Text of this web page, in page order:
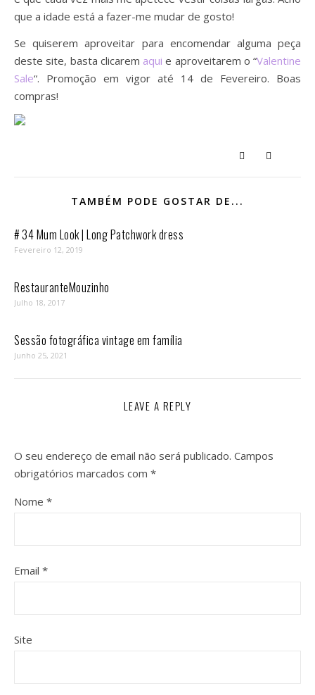
que a idade está a fazer-me mudar de gosto!
Se quiserem aproveitar para encomendar alguma peça
deste site, basta clicarem aqui e aproveitarem o “Valentine
Sale“. Promoção em vigor até 14 de Fevereiro. Boas
compras!
TAMBÉM PODE GOSTAR DE...
# 34 Mum Look | Long Patchwork dress
Fevereiro 12, 2019
RestauranteMouzinho
Julho 18, 2017
Sessão fotográfica vintage em família
Junho 25, 2021
LEAVE A REPLY
O seu endereço de email não será publicado. Campos
obrigatórios marcados com *
Nome *
Email *
Site